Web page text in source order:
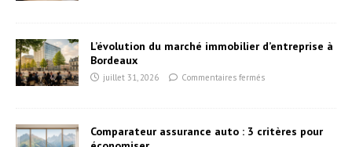
L’évolution du marché immobilier d’entreprise à
Bordeaux
juillet 31, 2026 Commentaires fermés
Comparateur assurance auto : 3 critères pour